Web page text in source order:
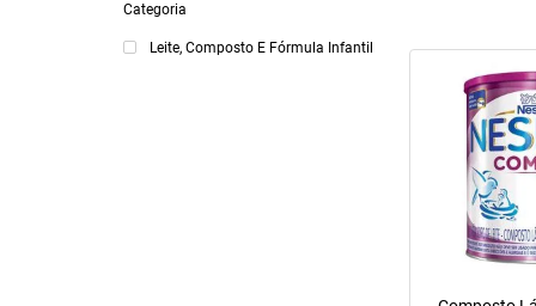
Categoria
Leite, Composto E Fórmula Infantil